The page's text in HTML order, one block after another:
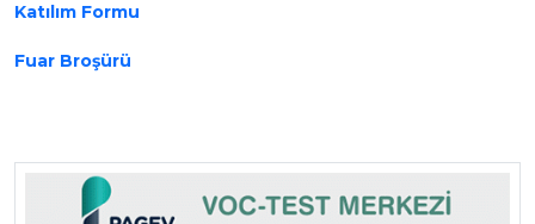
Katılım Formu
Fuar Broşürü